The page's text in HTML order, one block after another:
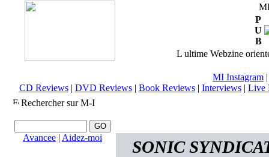
P
U
B
L ultime Webzine
MI Instagram
CD Reviews| DVD Reviews| Book Reviews| Interviews| Live
Rechercher sur M-I
Avancee | Aidez-moi SONIC